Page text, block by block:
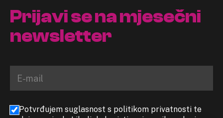
Prijavi se na mjesečni
newsletter
Potvrđujem suglasnost s politikom privatnosti te